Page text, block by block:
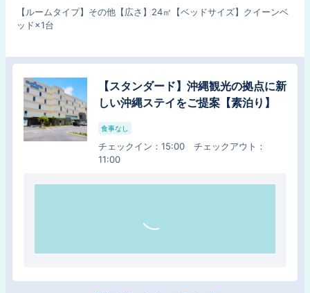
【スタンダード】沖縄観光の拠点に新
ェで１日をスタート【朝食付】
朝食
【 ルームタイプ】 その他 【広さ 】 24㎡ 【ベッドサイズ】 クイーンベ
ッド×1台
【スタンダード】沖縄観光の拠点に新
しい沖縄ステイをご提案【素泊り】
食事なし
チェックイン ： 15:00 チェックアウト ：
11:00